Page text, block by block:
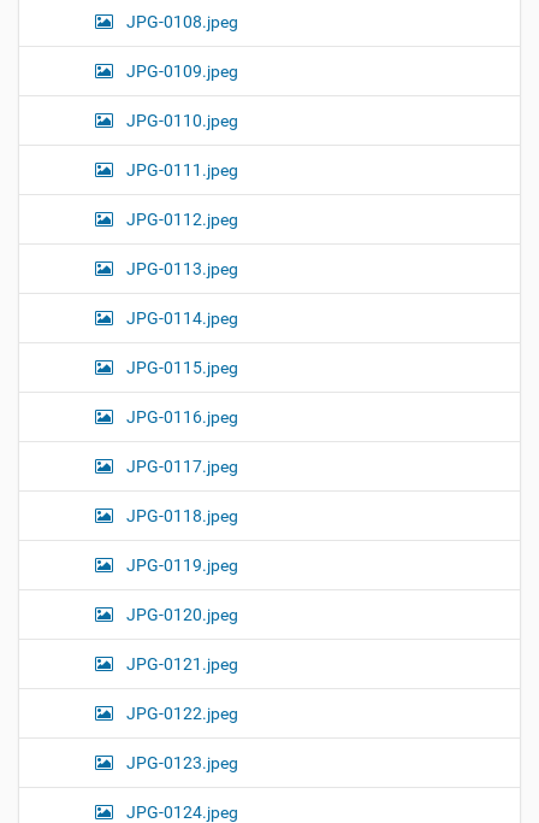
JPG-0108.jpeg
JPG-0109.jpeg
JPG-0110.jpeg
JPG-0111.jpeg
JPG-0112.jpeg
JPG-0113.jpeg
JPG-0114.jpeg
JPG-0115.jpeg
JPG-0116.jpeg
JPG-0117.jpeg
JPG-0118.jpeg
JPG-0119.jpeg
JPG-0120.jpeg
JPG-0121.jpeg
JPG-0122.jpeg
JPG-0123.jpeg
JPG-0124.jpeg